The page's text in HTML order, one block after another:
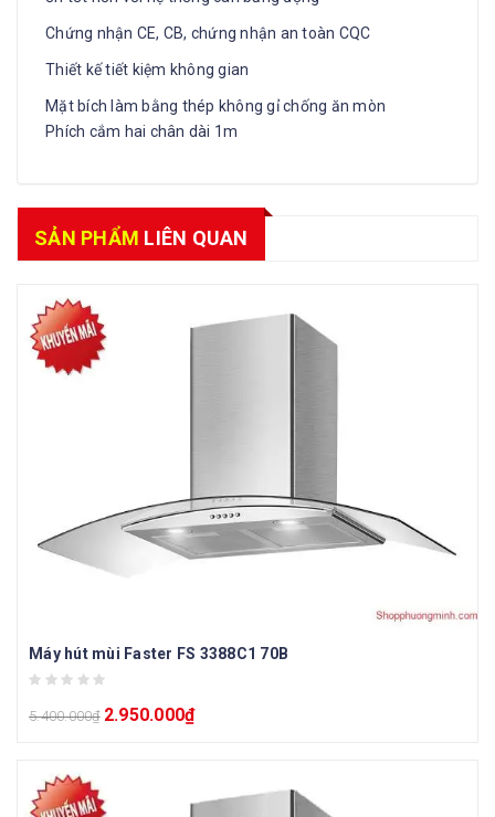
Chứng nhận CE, CB, chứng nhận an toàn CQC
Thiết kế tiết kiệm không gian
Mặt bích làm bằng thép không gỉ chống ăn mòn
Phích cắm hai chân dài 1m
SẢN PHẨM LIÊN QUAN
Máy hút mùi Faster FS 3388C1 70B
5.400.000₫ 2.950.000₫